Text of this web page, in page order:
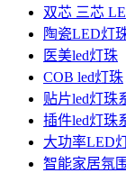
双芯 三芯
陶瓷LED灯
医美led灯珠
COB led灯珠
贴片led灯珠
插件led灯珠
大功率LED
智能家居氛